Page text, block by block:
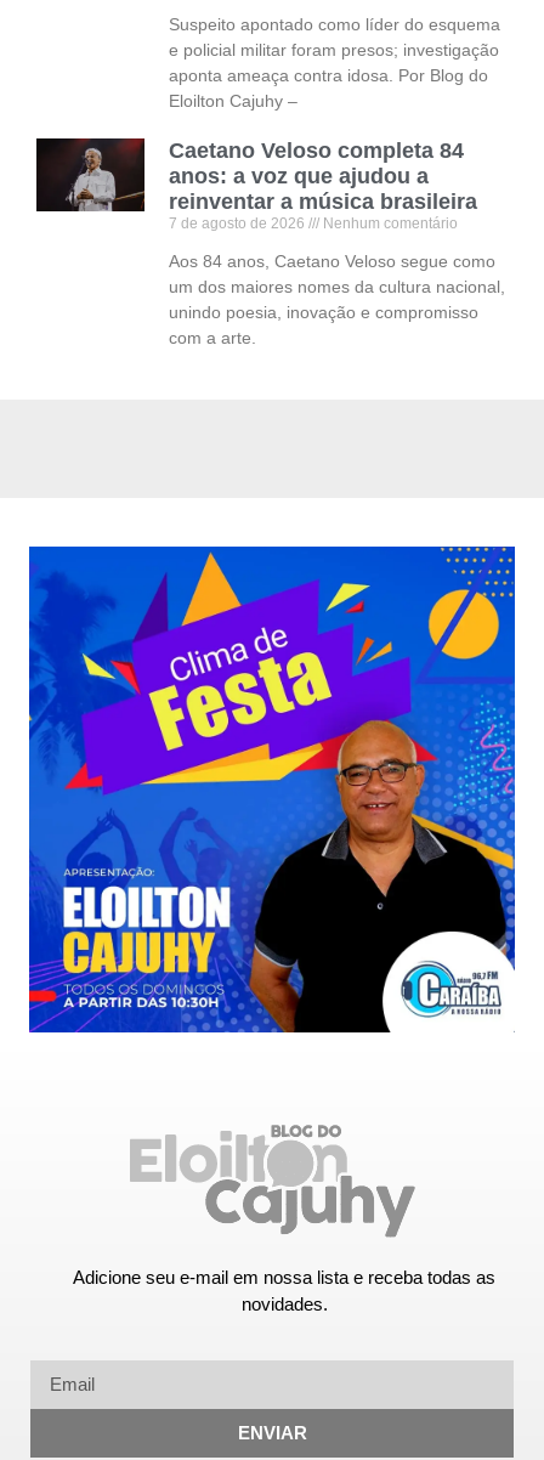
Suspeito apontado como líder do esquema
e policial militar foram presos; investigação
aponta ameaça contra idosa. Por Blog do
Eloilton Cajuhy –
Caetano Veloso completa 84
anos: a voz que ajudou a
reinventar a música brasileira
7 de agosto de 2026 Nenhum comentário
Aos 84 anos, Caetano Veloso segue como
um dos maiores nomes da cultura nacional,
unindo poesia, inovação e compromisso
com a arte.
Adicione seu e-mail em nossa lista e receba todas as
novidades.
ENVIAR